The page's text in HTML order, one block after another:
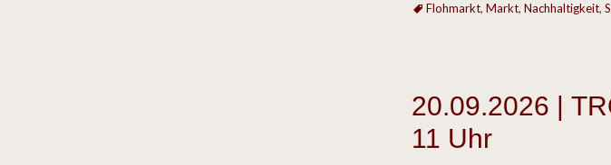
Flohmarkt, Markt, Nachhaltigkeit,
20.09.2026 |
11 Uhr